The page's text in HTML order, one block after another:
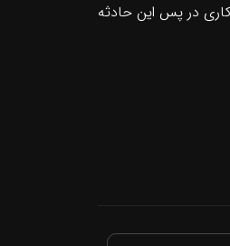
در پس این حادثه